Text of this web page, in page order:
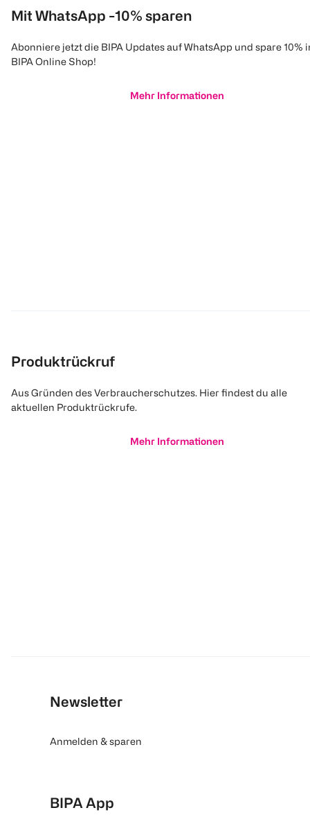
Mit WhatsApp -10% sparen
Abonniere jetzt die BIPA Updates auf WhatsApp und spare 10%
BIPA Online Shop!
Mehr Informationen
Produktrückruf
Aus Gründen des Verbraucherschutzes. Hier findest du alle
aktuellen Produktrückrufe.
Mehr Informationen
Newsletter
Anmelden & sparen
BIPA App